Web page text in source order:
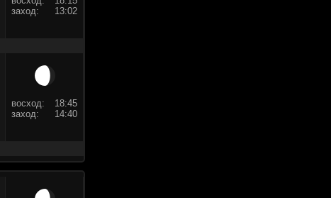
заход:
13:02
восход:
18:45
заход:
14:40